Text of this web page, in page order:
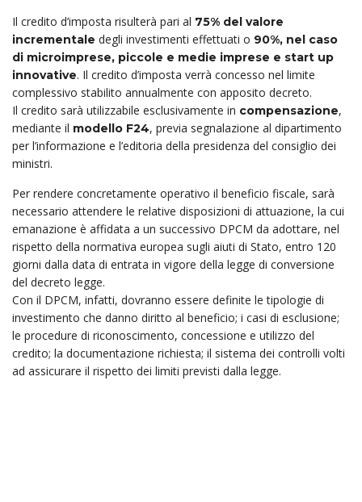
Il credito d’imposta risulterà pari al 75% del valore
incrementale degli investimenti effettuati o 90%, nel caso
di microimprese, piccole e medie imprese e start up
innovative. Il credito d’imposta verrà concesso nel limite
complessivo stabilito annualmente con apposito decreto.
Il credito sarà utilizzabile esclusivamente in compensazione,
mediante il modello F24, previa segnalazione al dipartimento
per l’informazione e l’editoria della presidenza del consiglio dei
ministri.
Per rendere concretamente operativo il beneficio fiscale, sarà
necessario attendere le relative disposizioni di attuazione, la cui
emanazione è affidata a un successivo DPCM da adottare, nel
rispetto della normativa europea sugli aiuti di Stato, entro 120
giorni dalla data di entrata in vigore della legge di conversione
del decreto legge.
Con il DPCM, infatti, dovranno essere definite le tipologie di
investimento che danno diritto al beneficio; i casi di esclusione;
le procedure di riconoscimento, concessione e utilizzo del
credito; la documentazione richiesta; il sistema dei controlli volti
ad assicurare il rispetto dei limiti previsti dalla legge.